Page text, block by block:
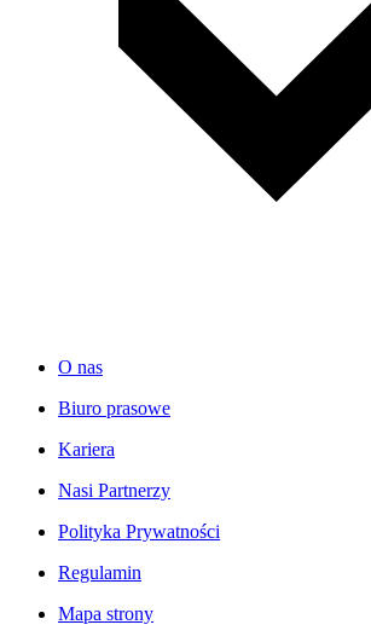
O nas
Biuro prasowe
Kariera
Nasi Partnerzy
Polityka Prywatności
Regulamin
Mapa strony